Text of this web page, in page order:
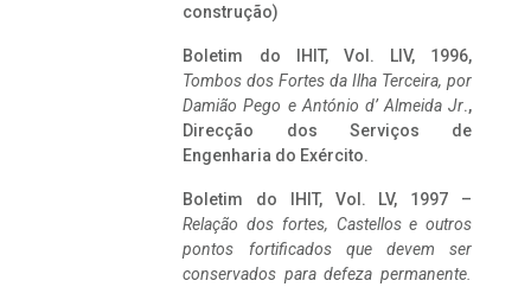
construção)
Boletim do IHIT, Vol. LIV, 1996,
Tombos dos Fortes da Ilha Terceira, por
Damião Pego e António d’ Almeida Jr.,
Direcção dos Serviços de
Engenharia do Exército.
Boletim do IHIT, Vol. LV, 1997 –
Relação dos fortes, Castellos e outros
pontos fortificados que devem ser
conservados para defeza permanente.